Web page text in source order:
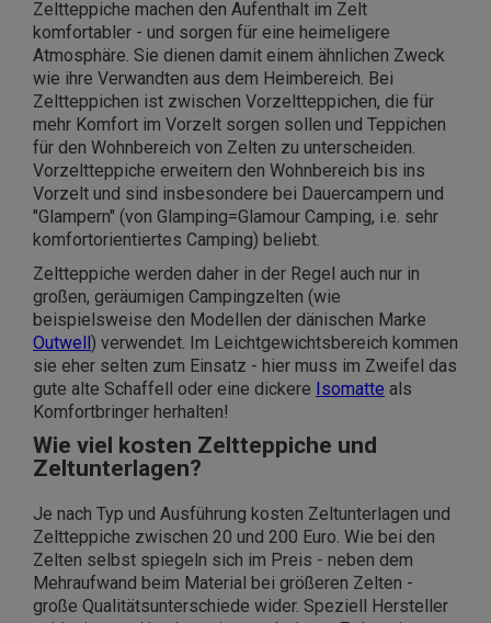
Zeltteppiche machen den Aufenthalt im Zelt
komfortabler - und sorgen für eine heimeligere
Atmosphäre. Sie dienen damit einem ähnlichen Zweck
wie ihre Verwandten aus dem Heimbereich. Bei
Zeltteppichen ist zwischen Vorzeltteppichen, die für
mehr Komfort im Vorzelt sorgen sollen und Teppichen
für den Wohnbereich von Zelten zu unterscheiden.
Vorzeltteppiche erweitern den Wohnbereich bis ins
Vorzelt und sind insbesondere bei Dauercampern und
"Glampern" (von Glamping=Glamour Camping, i.e. sehr
komfortorientiertes Camping) beliebt.
Zeltteppiche werden daher in der Regel auch nur in
großen, geräumigen Campingzelten (wie
beispielsweise den Modellen der dänischen Marke
Outwell ) verwendet. Im Leichtgewichtsbereich kommen
sie eher selten zum Einsatz - hier muss im Zweifel das
gute alte Schaffell oder eine dickere Isomatte als
Komfortbringer herhalten!
Wie viel kosten Zeltteppiche und
Zeltunterlagen?
Je nach Typ und Ausführung kosten Zeltunterlagen und
Zeltteppiche zwischen 20 und 200 Euro. Wie bei den
Zelten selbst spiegeln sich im Preis - neben dem
Mehraufwand beim Material bei größeren Zelten -
große Qualitätsunterschiede wider. Speziell Hersteller